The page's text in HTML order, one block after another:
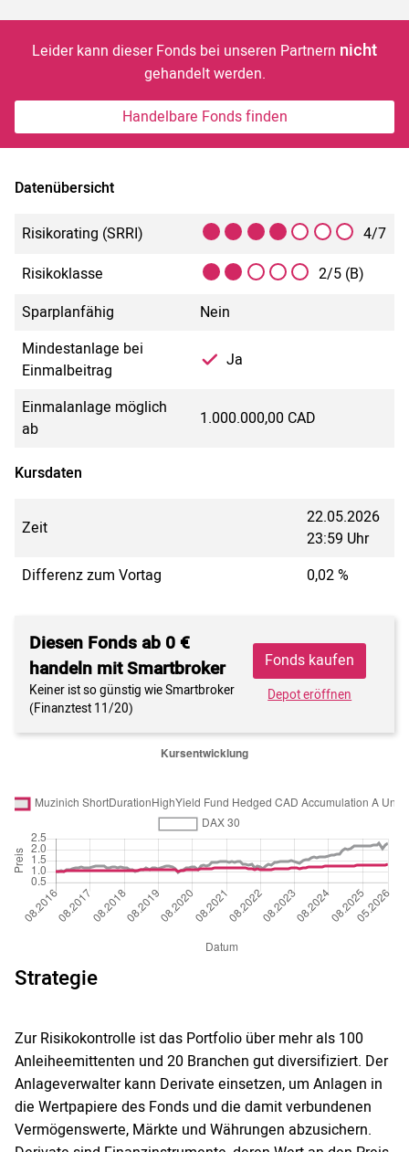
Leider kann dieser Fonds bei unseren Partnern nicht
gehandelt werden.
Handelbare Fonds finden
Datenübersicht
Risikorating (SRRI)
4/7
Risikoklasse
2/5 (B)
Sparplanfähig
Nein
Mindestanlage bei
Einmalbeitrag
Ja
Einmalanlage möglich
ab
1.000.000,00 CAD
Kursdaten
Zeit
22.05.2026
23:59 Uhr
Differenz zum Vortag
0,02 %
Diesen Fonds ab 0 €
handeln mit Smartbroker
Keiner ist so günstig wie Smartbroker
(Finanztest 11/20)
Fonds kaufen
Depot eröffnen
Strategie
Zur Risikokontrolle ist das Portfolio über mehr als 100
Anleiheemittenten und 20 Branchen gut diversifiziert. Der
Anlageverwalter kann Derivate einsetzen, um Anlagen in
die Wertpapiere des Fonds und die damit verbundenen
Vermögenswerte, Märkte und Währungen abzusichern.